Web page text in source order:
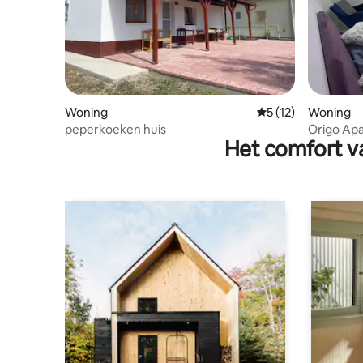
Woning Gemiddelde
5 (12)
peperkoeken huis
Woning
Origo
Het comfort